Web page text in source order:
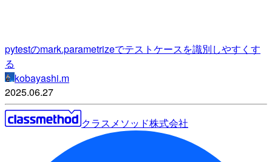
pytestのmark.parametrizeでテストケースを識別しやすくす
る
kobayashi.m
2025.06.27
クラスメソッド株式会社